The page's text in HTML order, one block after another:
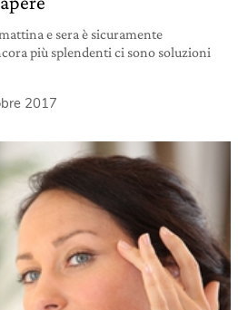
e sera è sicuramente
più splendenti ci sono soluzioni
2017